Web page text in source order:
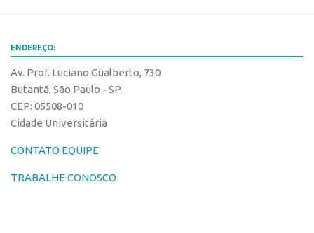
Chamamento
Parcerias PD&I
SPRINT
Exceções
ENDEREÇO:
Av. Prof. Luciano Gualberto, 730
Butantã, São Paulo - SP
CEP: 05508-010
Cidade Universitária
CONTATO EQUIPE
TRABALHE CONOSCO